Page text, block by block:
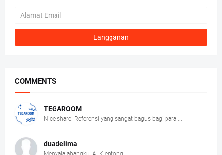
COMMENTS
TEGAROOM
Nice share! Referensi yang sangat bagus bagi para ...
duadelima